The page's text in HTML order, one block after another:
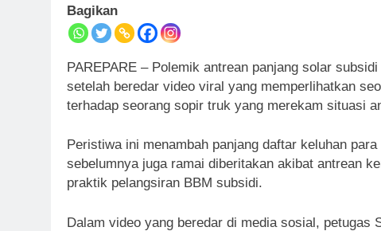
Bagikan
PAREPARE – Polemik antrean panjang solar
setelah beredar video viral yang memperlihatkan
terhadap seorang sopir truk yang merekam situasi
Peristiwa ini menambah panjang daftar keluhan
sebelumnya juga ramai diberitakan akibat antrean
praktik pelangsiran BBM subsidi.
Dalam video yang beredar di media sosial, petugas